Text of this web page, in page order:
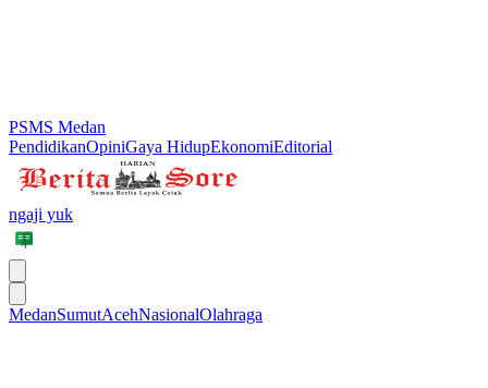
PSMS Medan
PendidikanOpiniGaya HidupEkonomiEditorial
ngaji yuk
MedanSumutAcehNasionalOlahraga